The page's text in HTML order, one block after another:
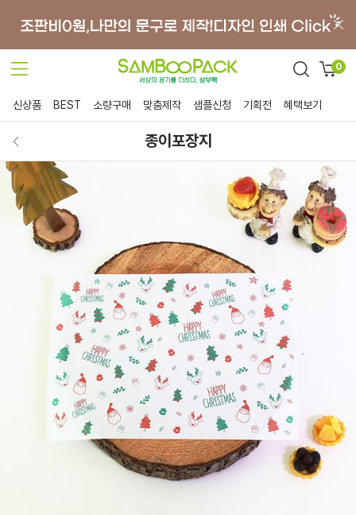
0
신상품 BEST 소량구매 맞춤제작 샘플신청 기획전 혜택보기
종이포장지